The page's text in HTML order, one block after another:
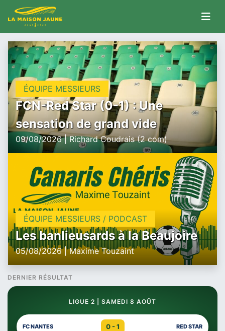
ÉQUIPE MESSIEURS
FCN-Red Star (0-1) : Une
sensation de grand vide
09/08/2026 | Richard Coudrais (2 com)
ÉQUIPE MESSIEURS / PODCAST
Les banlieusards à la Beaujoire
05/08/2026 | Maxime Touzaint
DERNIER RÉSULTAT
LIGUE 2 | SAMEDI 8 AOÛT
FC NANTES 0 - 1 RED STAR